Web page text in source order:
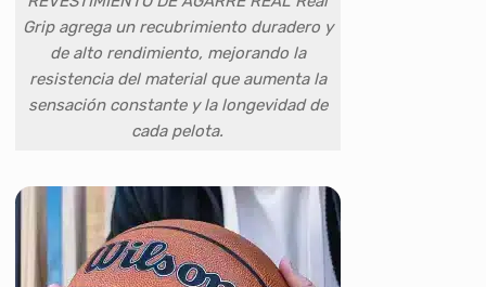
Grip agrega un recubrimiento duradero y
de alto rendimiento, mejorando la
resistencia del material que aumenta la
sensación constante y la longevidad de
cada pelota.